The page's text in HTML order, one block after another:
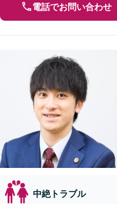
電話でお問い合わせ
中絶トラブル